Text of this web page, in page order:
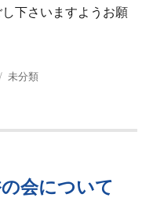
下さいますようお願
カ
未分類
会について